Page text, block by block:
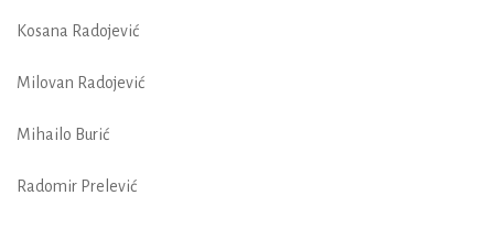
Kosana Radojević
Milovan Radojević
Mihailo Burić
Radomir Prelević